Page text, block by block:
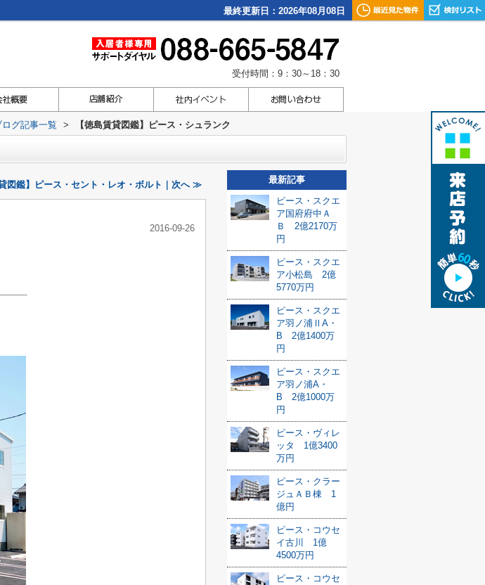
最終更新日：2026年08月08日
受付時間：9：30～18：30
グ記事一覧 > 【徳島賃貸図鑑】ピース・シュランク
貸図鑑】ピース・セント・レオ・ボルト｜次へ ≫
2016-09-26
最新記事
ピース・スクエ
ア国府府中Ａ
Ｂ 2億2170万
円
ピース・スクエ
ア小松島 2億
5770万円
ピース・スクエ
ア羽ノ浦ⅡA・
B 2億1400万
円
ピース・スクエ
ア羽ノ浦A・
B 2億1000万
円
ピース・ヴィレ
ッタ 1億3400
万円
ピース・クラー
ジュＡＢ棟 1
億円
ピース・コウセ
イ古川 1億
4500万円
ピース・コウセ